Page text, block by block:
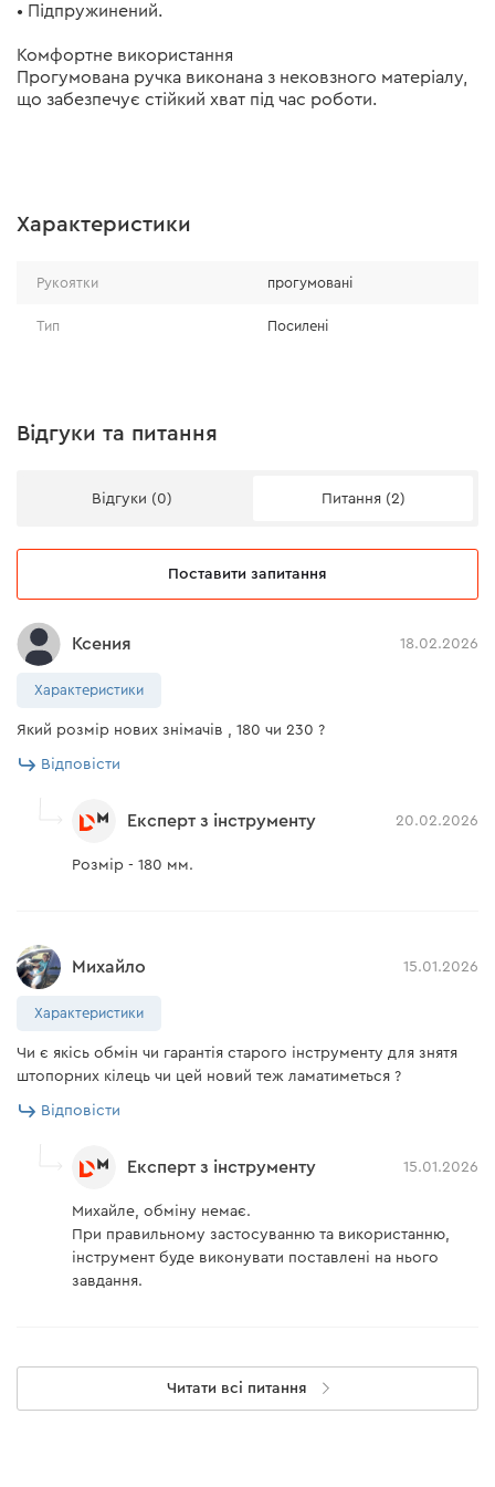
• Підпружинений.
Комфортне використання
Прогумована ручка виконана з нековзного матеріалу,
що забезпечує стійкий хват під час роботи.
Характеристики
Рукоятки прогумовані
Тип Посилені
Відгуки та питання
Відгуки (0) Питання (2)
Поставити запитання
Ксения 18.02.2026
Характеристики
Який розмір нових знімачів , 180 чи 230 ?
Відповісти
Експерт з інструменту 20.02.2026
Розмір - 180 мм.
Михайло 15.01.2026
Характеристики
Чи є якісь обмін чи гарантія старого інструменту для знятя
штопорних кілець чи цей новий теж ламатиметься ?
Відповісти
Експерт з інструменту 15.01.2026
Михайле, обміну немає.
При правильному застосуванню та використанню,
інструмент буде виконувати поставлені на нього
завдання.
Читати всі питання